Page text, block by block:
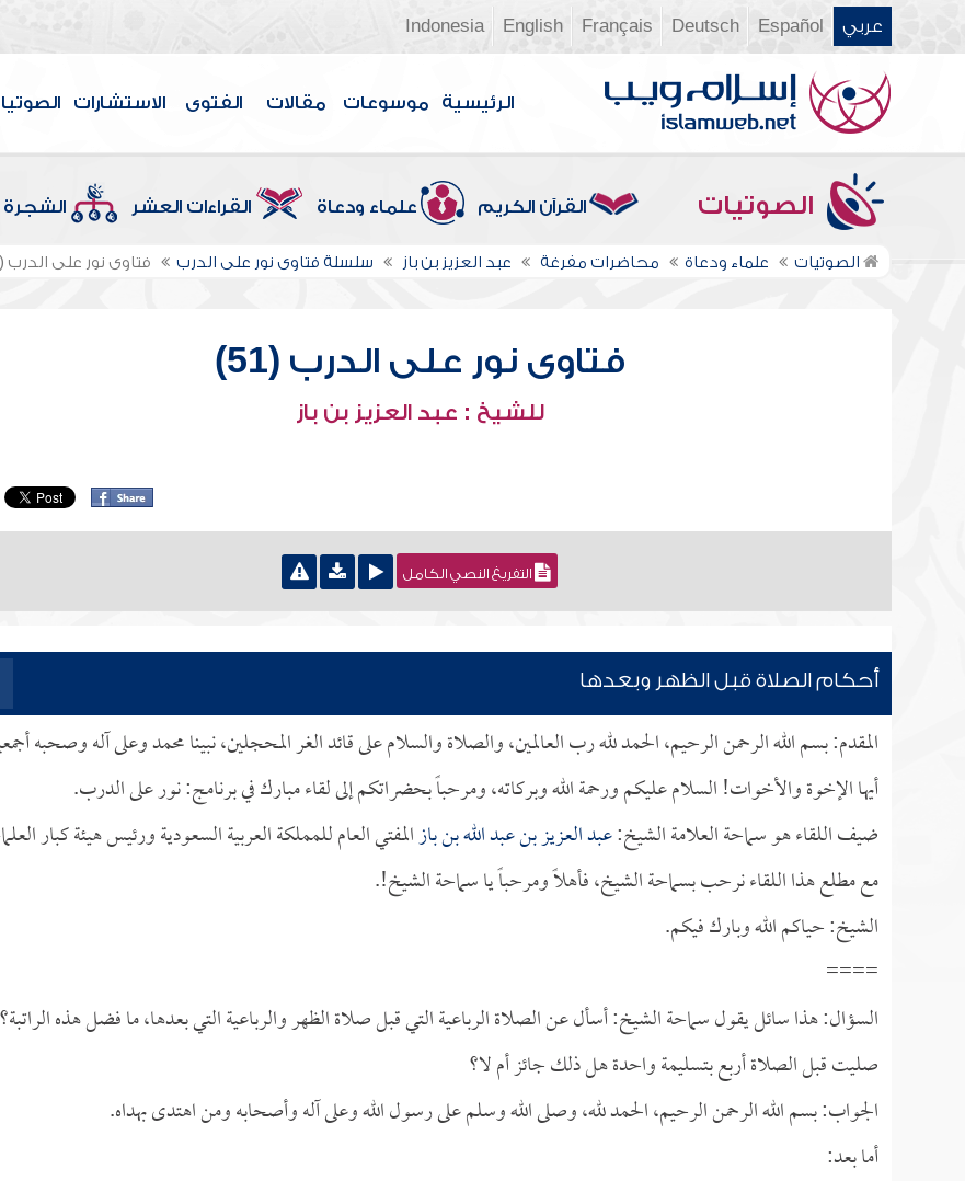
عربي Español
Deutsch
Français
English
Indonesia
الرئيسية موسوعات مقالات الفتوى الاستشارات
الصوتيات القرآن الكريم علماء ودعاة القراءات العشر الشجرة
الصوتيات علماء ودعاة محاضرات مفرغة عبد العزيز بن باز سلسلة فتاوى نور على الدرب فتاوى نور على الدرب
فتاوى نور على الدرب (51)
للشيخ : عبد العزيز بن باز
التفريغ النصي الكامل
أحكام الصلاة قبل الظهر وبعدها
المقدم: بسم الله الرحمن الرحيم، الحمد لله رب العالمين، والصلاة والسلام على قائد الغر المحجلين، نبينا محمد وعلى آله وصحبه
أيها الإخوة والأخوات! السلام عليكم ورحمة الله وبركاته، ومرحباً بحضراتكم إلى لقاء مبارك في برنامج: نور على الدرب.
ضيف اللقاء هو سماحة العلامة الشيخ:عبد العزيز بن عبد الله بن بازالمفتي العام للمملكة العربية السعودية ورئيس هيئة كبار
مع مطلع هذا اللقاء نرحب بسماحة الشيخ، فأهلاً ومرحباً يا سماحة الشيخ!.
الشيخ: حياكم الله وبارك فيكم.
====
السؤال: هذا سائل يقول سماحة الشيخ: أسأل عن الصلاة الرباعية التي قبل صلاة الظهر والرباعية التي بعدها، ما فضل هذه
صليت قبل الصلاة أربع بتسليمة واحدة هل ذلك جائز أم لا؟
الجواب: بسم الله الرحمن الرحيم، الحمد لله، وصلى الله وسلم على رسول الله وعلى آله وأصحابه ومن اهتدى بهداه.
أما بعد: